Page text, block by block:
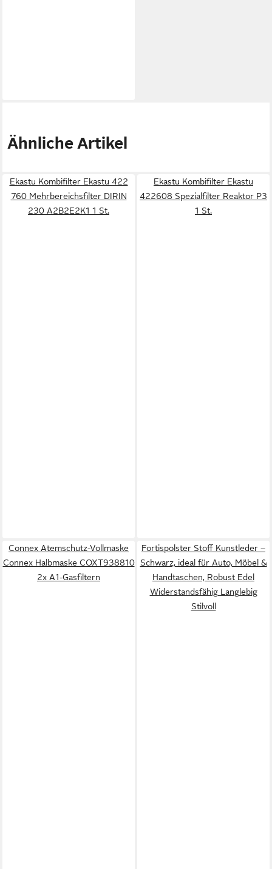
Ähnliche Artikel
Ekastu Kombifilter Ekastu 422
760 Mehrbereichsfilter DIRIN
230 A2B2E2K1 1 St.
Ekastu Kombifilter Ekastu
422608 Spezialfilter Reaktor P3
1 St.
Connex Atemschutz-Vollmaske
Connex Halbmaske COXT938810
2x A1-Gasfiltern
Fortispolster Stoff Kunstleder –
Schwarz, ideal für Auto, Möbel &
Handtaschen, Robust Edel
Widerstandsfähig Langlebig
Stilvoll